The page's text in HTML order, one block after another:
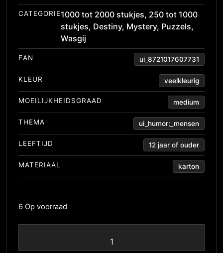
CATEGORIE1000 tot 2000 stukjes, 250 tot 1000
stukjes, Destiny, Mystery, Puzzels,
Wasgij
EAN ui_8721017607731
KLEUR veelkleurig
MOEILIJKHEIDSGRAAD medium
THEMA ui_humor;_mensen
LEEFTIJD 12 jaar of ouder
MATERIAAL karton
6 Op voorraad